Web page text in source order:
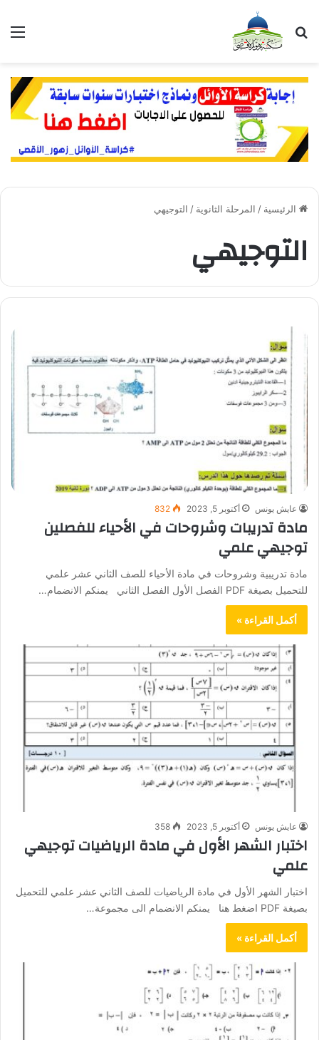
بحث عن
الرئيسية / المرحلة الثانوية / التوجيهي
التوجيهي
عايش يونس أكتوبر 5, 2023 832
مادة تدريبات وشروحات في الأحياء للفصلين
توجيهي علمي
مادة تدريبية وشروحات في مادة الأحياء للصف الثاني عشر علمي
للتحميل بصيغة PDF الفصل الأول الفصل الثاني يمنكم الانضمام…
أكمل القراءة »
عايش يونس أكتوبر 5, 2023 358
اختبار الشهر الأول في مادة الرياضيات توجيهي
علمي
اختبار الشهر الأول في مادة الرياضيات للصف الثاني عشر علمي للتحميل
بصيغة PDF اضغط هنا يمنكم الانضمام الى مجموعة…
أكمل القراءة »